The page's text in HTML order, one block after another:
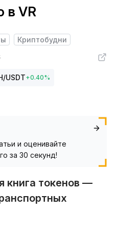
в VR
Криптобудни
/USDT+0.40%
и оценивайте
за 30 секунд!
книга токенов —